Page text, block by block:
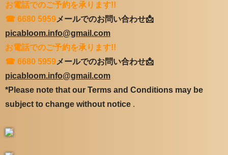
お電話でのご予約を承ります!!
☎ 6680 5959メールでのお問い合わせ📩
picabloom.info@gmail.com
お電話でのご予約を承ります!!
☎ 6680 5959メールでのお問い合わせ📩
picabloom.info@gmail.com
*Please note that our Terms and Conditions may be
subject to change without notice .